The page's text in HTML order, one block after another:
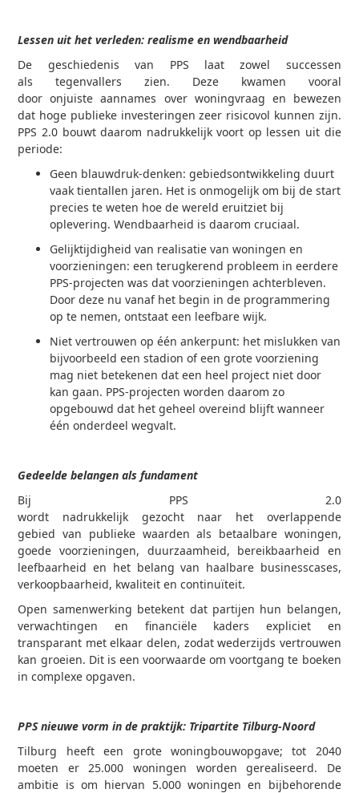
Lessen uit het verleden: realisme en wendbaarheid
De geschiedenis van PPS laat zowel successen
als tegenvallers zien. Deze kwamen vooral
door onjuiste aannames over woningvraag en bewezen
dat hoge publieke investeringen zeer risicovol kunnen zijn.
PPS 2.0 bouwt daarom nadrukkelijk voort op lessen uit die
periode:
Geen blauwdruk-denken: gebiedsontwikkeling duurt
vaak tientallen jaren. Het is onmogelijk om bij de start
precies te weten hoe de wereld eruitziet bij
oplevering. Wendbaarheid is daarom cruciaal.
Gelijktijdigheid van realisatie van woningen en
voorzieningen: een terugkerend probleem in eerdere
PPS-projecten was dat voorzieningen achterbleven.
Door deze nu vanaf het begin in de programmering
op te nemen, ontstaat een leefbare wijk.
Niet vertrouwen op één ankerpunt: het mislukken van
bijvoorbeeld een stadion of een grote voorziening
mag niet betekenen dat een heel project niet door
kan gaan. PPS-projecten worden daarom zo
opgebouwd dat het geheel overeind blijft wanneer
één onderdeel wegvalt.
Gedeelde belangen als fundament
Bij PPS 2.0
wordt nadrukkelijk gezocht naar het overlappende
gebied van publieke waarden als betaalbare woningen,
goede voorzieningen, duurzaamheid, bereikbaarheid en
leefbaarheid en het belang van haalbare businesscases,
verkoopbaarheid, kwaliteit en continuïteit.
Open samenwerking betekent dat partijen hun belangen,
verwachtingen en financiële kaders expliciet en
transparant met elkaar delen, zodat wederzijds vertrouwen
kan groeien. Dit is een voorwaarde om voortgang te boeken
in complexe opgaven.
PPS nieuwe vorm in de praktijk: Tripartite Tilburg-Noord
Tilburg heeft een grote woningbouwopgave; tot 2040
moeten er 25.000 woningen worden gerealiseerd. De
ambitie is om hiervan 5.000 woningen en bijbehorende